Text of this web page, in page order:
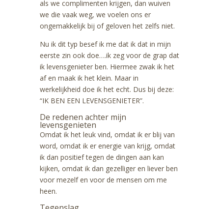
als we complimenten krijgen, dan wuiven
we die vaak weg, we voelen ons er
ongemakkelijk bij of geloven het zelfs niet.
Nu ik dit typ besef ik me dat ik dat in mijn
eerste zin ook doe….ik zeg voor de grap dat
ik levensgenieter ben. Hiermee zwak ik het
af en maak ik het klein. Maar in
werkelijkheid doe ik het echt. Dus bij deze:
“IK BEN EEN LEVENSGENIETER”.
De redenen achter mijn
levensgenieten
Omdat ik het leuk vind, omdat ik er blij van
word, omdat ik er energie van krijg, omdat
ik dan positief tegen de dingen aan kan
kijken, omdat ik dan gezelliger en liever ben
voor mezelf en voor de mensen om me
heen.